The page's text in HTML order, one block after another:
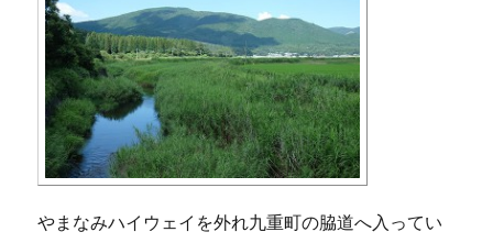
やまなみハイウェイを外れ九重町の脇道へ入ってい